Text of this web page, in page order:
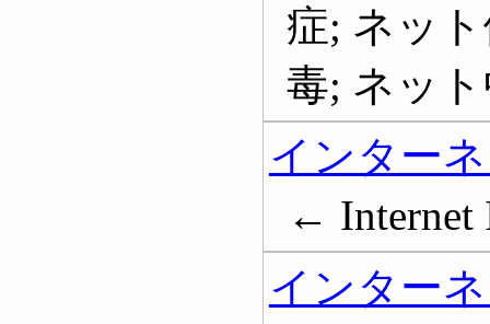
症; ネッ
毒; ネット
インター
← Internet
インター